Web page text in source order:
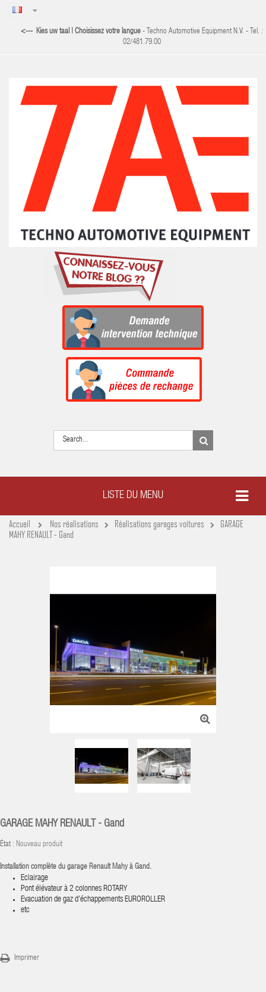
<--- Kies uw taal | Choisissez votre langue - Techno Automotive Equipment N.V. - Tel. :
02/481.79.00
LISTE DU MENU
Accueil Nos réalisations Réalisations garages voitures
GARAGE
MAHY RENAULT - Gand
GARAGE MAHY RENAULT - Gand
État : Nouveau produit
Installation complète du garage Renault Mahy à Gand.
Eclairage
Pont élévateur à 2 colonnes ROTARY
Evacuation de gaz d'échappements EUROROLLER
etc
Imprimer